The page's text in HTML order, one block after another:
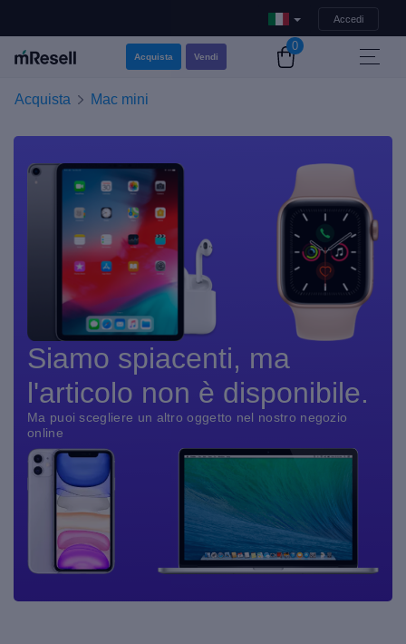
Accedi
Acquista Vendi
0
Acquista Mac mini
Siamo spiacenti, ma
l'articolo non è disponibile.
Ma puoi scegliere un altro oggetto nel nostro negozio
online